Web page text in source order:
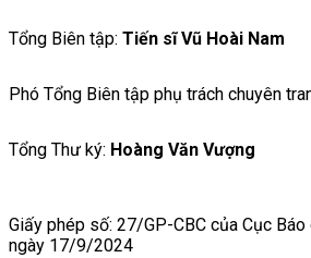
Tổng Biên tập: Tiến sĩ Vũ Hoài Nam
Phó Tổng Biên tập phụ trách chuyên
Tổng Thư ký: Hoàng Văn Vượng
Giấy phép số: 27/GP-CBC của Cục
ngày 17/9/2024